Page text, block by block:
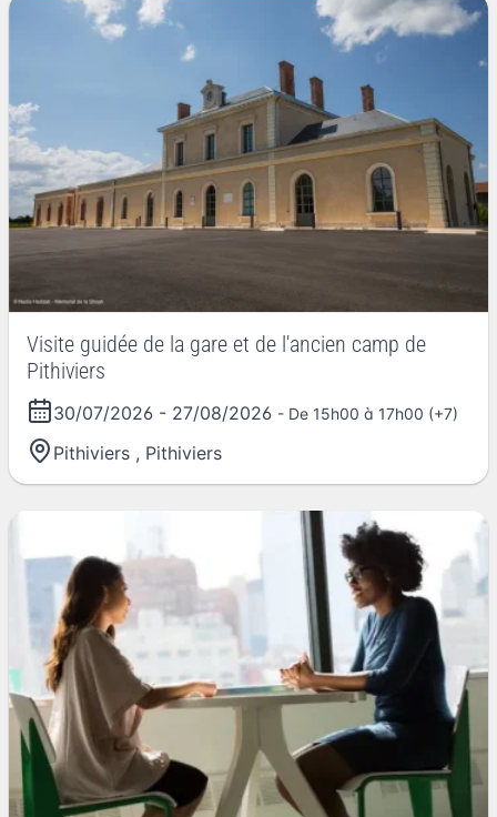
Visite guidée de la gare et de l'ancien camp de
Pithiviers
30/07/2026 - 27/08/2026 - De 15h00 à 17h00 (+7)
Pithiviers , Pithiviers